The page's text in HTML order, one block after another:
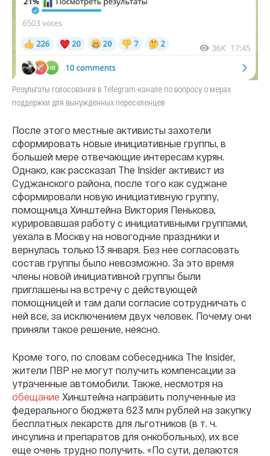
Результаты голосования в Telegram-канале по вопросу о мерах
поддержки для вынужденных переселенцев
После этого местные активисты захотели
сформировать новые инициативные группы, в
большей мере отвечающие интересам курян.
Однако, как рассказал The Insider активист из
Суджанского района, после того как суджане
сформировали новую инициативную группу,
помощница Хинштейна Виктория Пенькова,
курировавшая работу с инициативными группами,
уехала в Москву на новогодние праздники и
вернулась только 13 января. Без нее согласовать
состав группы было невозможно. За это время
члены новой инициативной группы были
приглашены на встречу с действующей
помощницей и там дали согласие сотрудничать с
ней все, за исключением двух человек. Почему они
приняли такое решение, неясно.
Кроме того, по словам собеседника The Insider,
жители ПВР не могут получить компенсации за
утраченные автомобили. Также, несмотря на
обещание Хинштейна направить полученные из
федерального бюджета 623 млн рублей на закупку
бесплатных лекарств для льготников (в т. ч.
инсулина и препаратов для онкобольных), их все
еще очень трудно получить. «По сути, делаются